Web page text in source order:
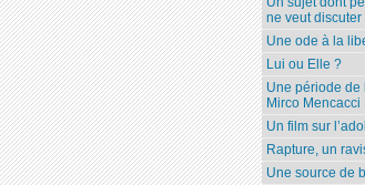
ne veut discuter
Une ode à la
Lui ou Elle ?
Une période de
Mirco Mencacci
Un film sur
Rapture, un
Une source de